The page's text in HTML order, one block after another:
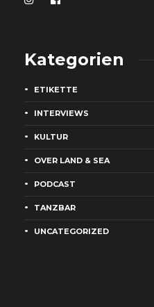
Kategorien
ETIKETTE
INTERVIEWS
KULTUR
OVER LAND & SEA
PODCAST
TANZBAR
UNCATEGORIZED